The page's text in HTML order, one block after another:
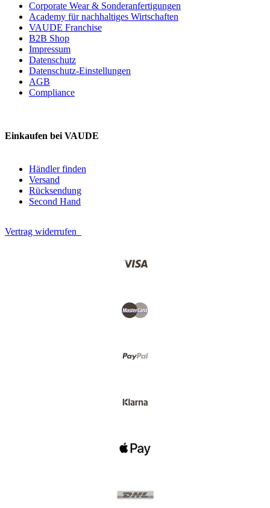
Corporate Wear & Sonderanfertigungen
Academy für nachhaltiges Wirtschaften
VAUDE Franchise
B2B Shop
Impressum
Datenschutz
Datenschutz-Einstellungen
AGB
Compliance
Einkaufen bei VAUDE
Händler finden
Versand
Rücksendung
Second Hand
Vertrag widerrufen